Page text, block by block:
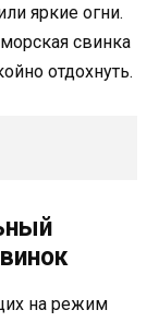
яркие огни.
свинка
отдохнуть.
на режим